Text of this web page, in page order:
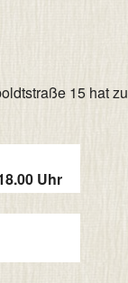
15 hat zu
Uhr